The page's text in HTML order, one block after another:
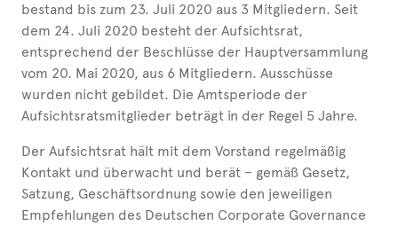
bestand bis zum 23. Juli 2020 aus 3 Mitgliedern. Seit
dem 24. Juli 2020 besteht der Aufsichtsrat,
entsprechend der Beschlüsse der Hauptversammlung
vom 20. Mai 2020, aus 6 Mitgliedern. Ausschüsse
wurden nicht gebildet. Die Amtsperiode der
Aufsichtsratsmitglieder beträgt in der Regel 5 Jahre.
Der Aufsichtsrat hält mit dem Vorstand regelmäßig
Kontakt und überwacht und berät – gemäß Gesetz,
Satzung, Geschäftsordnung sowie den jeweiligen
Empfehlungen des Deutschen Corporate Governance